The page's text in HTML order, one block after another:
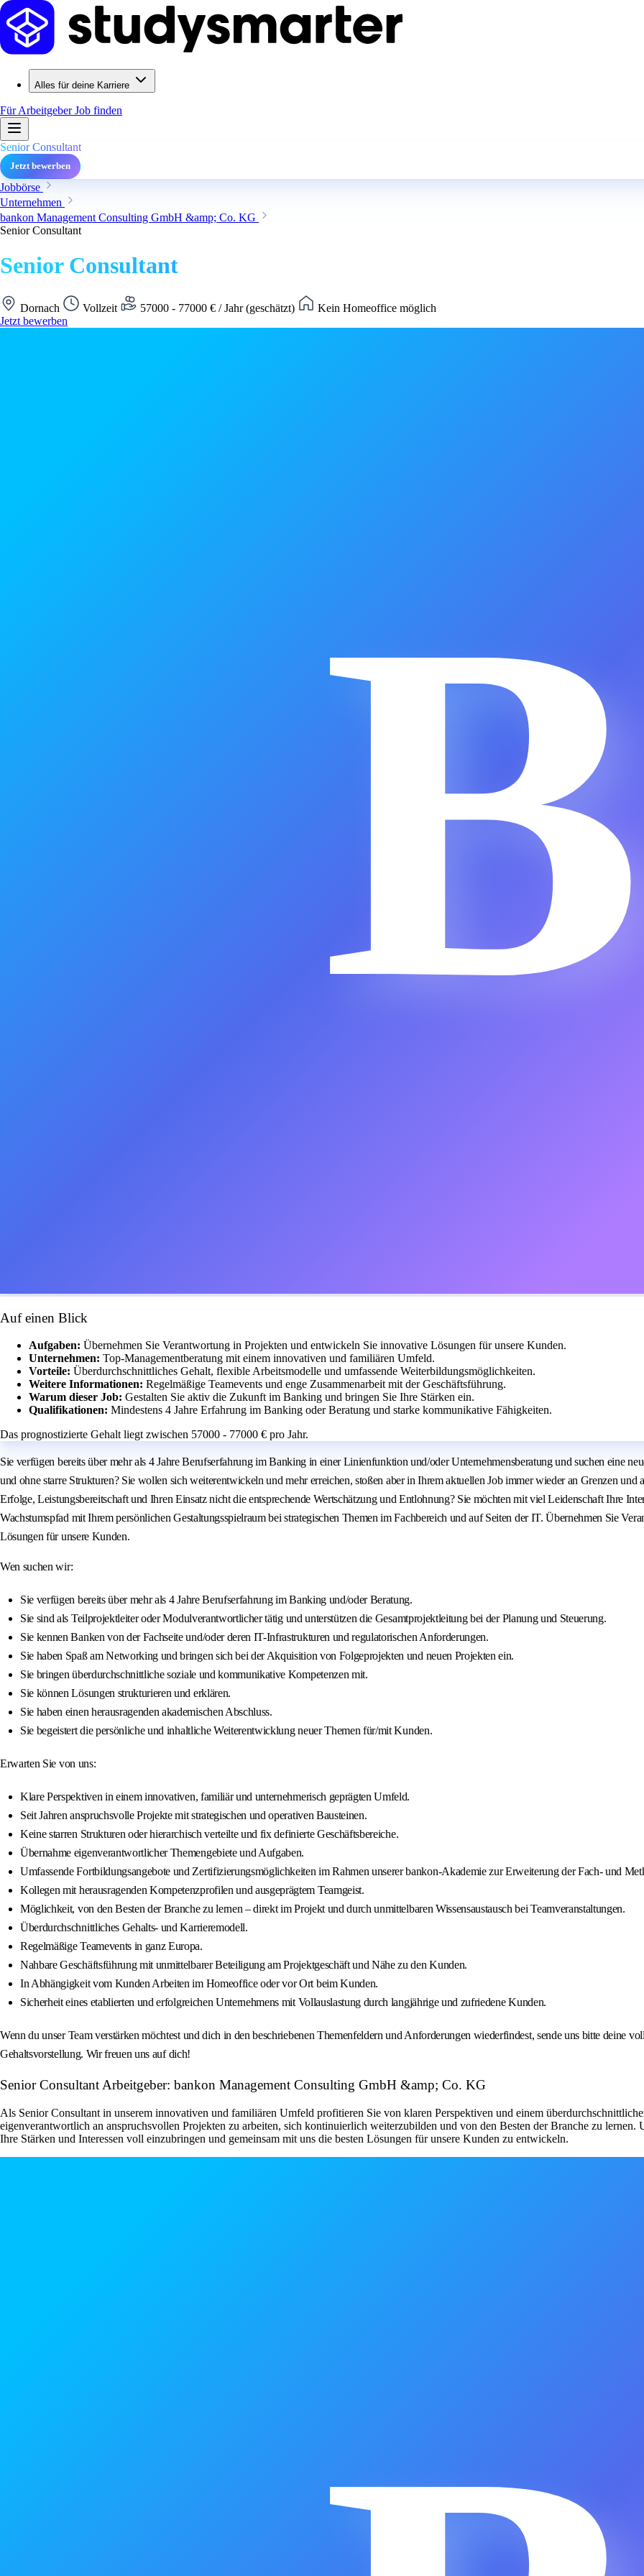
Alles für deine Karriere
Für ArbeitgeberJob finden
Senior Consultant
Jetzt bewerben
Jobbörse
Unternehmen
bankon Management Consulting GmbH &amp; Co. KG
Senior Consultant
Senior Consultant
Dornach Vollzeit 57000 - 77000 € / Jahr (geschätzt)
Kein Homeoffice möglich
Jetzt bewerben
B
Auf einen Blick
Aufgaben: Übernehmen Sie Verantwortung in Projekten und entwickeln Sie innovative Lösungen für unsere Kunden.
Unternehmen: Top-Managementberatung mit einem innovativen und familiären Umfeld.
Vorteile: Überdurchschnittliches Gehalt, flexible Arbeitsmodelle und umfassende Weiterbildungsmöglichkeiten.
Weitere Informationen: Regelmäßige Teamevents und enge Zusammenarbeit mit der Geschäftsführung.
Warum dieser Job: Gestalten Sie aktiv die Zukunft im Banking und bringen Sie Ihre Stärken ein.
Qualifikationen: Mindestens 4 Jahre Erfahrung im Banking oder Beratung und starke kommunikative Fähigkeiten.
Das prognostizierte Gehalt liegt zwischen 57000 - 77000 € pro Jahr.
Sie verfügen bereits über mehr als 4 Jahre Berufserfahrung im Banking in einer Linienfunktion und/oder Unternehmensberatung und suchen eine
und ohne starre Strukturen? Sie wollen sich weiterentwickeln und mehr erreichen, stoßen aber in Ihrem aktuellen Job immer wieder an Grenzen
Erfolge, Leistungsbereitschaft und Ihren Einsatz nicht die entsprechende Wertschätzung und Entlohnung? Sie möchten mit viel Leidenschaft Ihre
Wachstumspfad mit Ihrem persönlichen Gestaltungsspielraum bei strategischen Themen im Fachbereich und auf Seiten der IT. Übernehmen Sie
Lösungen für unsere Kunden.
Wen suchen wir:
Sie verfügen bereits über mehr als 4 Jahre Berufserfahrung im Banking und/oder Beratung.
Sie sind als Teilprojektleiter oder Modulverantwortlicher tätig und unterstützen die Gesamtprojektleitung bei der Planung und Steuerung.
Sie kennen Banken von der Fachseite und/oder deren IT-Infrastrukturen und regulatorischen Anforderungen.
Sie haben Spaß am Networking und bringen sich bei der Akquisition von Folgeprojekten und neuen Projekten ein.
Sie bringen überdurchschnittliche soziale und kommunikative Kompetenzen mit.
Sie können Lösungen strukturieren und erklären.
Sie haben einen herausragenden akademischen Abschluss.
Sie begeistert die persönliche und inhaltliche Weiterentwicklung neuer Themen für/mit Kunden.
Erwarten Sie von uns:
Klare Perspektiven in einem innovativen, familiär und unternehmerisch geprägten Umfeld.
Seit Jahren anspruchsvolle Projekte mit strategischen und operativen Bausteinen.
Keine starren Strukturen oder hierarchisch verteilte und fix definierte Geschäftsbereiche.
Übernahme eigenverantwortlicher Themengebiete und Aufgaben.
Umfassende Fortbildungsangebote und Zertifizierungsmöglichkeiten im Rahmen unserer bankon-Akademie zur Erweiterung der Fach- und
Kollegen mit herausragenden Kompetenzprofilen und ausgeprägtem Teamgeist.
Möglichkeit, von den Besten der Branche zu lernen – direkt im Projekt und durch unmittelbaren Wissensaustausch bei Teamveranstaltungen.
Überdurchschnittliches Gehalts- und Karrieremodell.
Regelmäßige Teamevents in ganz Europa.
Nahbare Geschäftsführung mit unmittelbarer Beteiligung am Projektgeschäft und Nähe zu den Kunden.
In Abhängigkeit vom Kunden Arbeiten im Homeoffice oder vor Ort beim Kunden.
Sicherheit eines etablierten und erfolgreichen Unternehmens mit Vollauslastung durch langjährige und zufriedene Kunden.
Wenn du unser Team verstärken möchtest und dich in den beschriebenen Themenfeldern und Anforderungen wiederfindest, sende uns bitte deine
Gehaltsvorstellung. Wir freuen uns auf dich!
Senior Consultant Arbeitgeber: bankon Management Consulting GmbH &amp; Co. KG
Als Senior Consultant in unserem innovativen und familiären Umfeld profitieren Sie von klaren Perspektiven und einem
eigenverantwortlich an anspruchsvollen Projekten zu arbeiten, sich kontinuierlich weiterzubilden und von den Besten der Branche zu lernen.
Ihre Stärken und Interessen voll einzubringen und gemeinsam mit uns die besten Lösungen für unsere Kunden zu entwickeln.